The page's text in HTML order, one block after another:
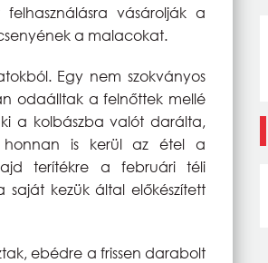
vásárolják a
a malacokat.
Egy nem szokványos
odaálltak a felnőttek mellé
a kolbászba valót darálta,
is kerül az étel a
terítékre a februári téli
kezük által előkészített
ebédre a frissen darabolt